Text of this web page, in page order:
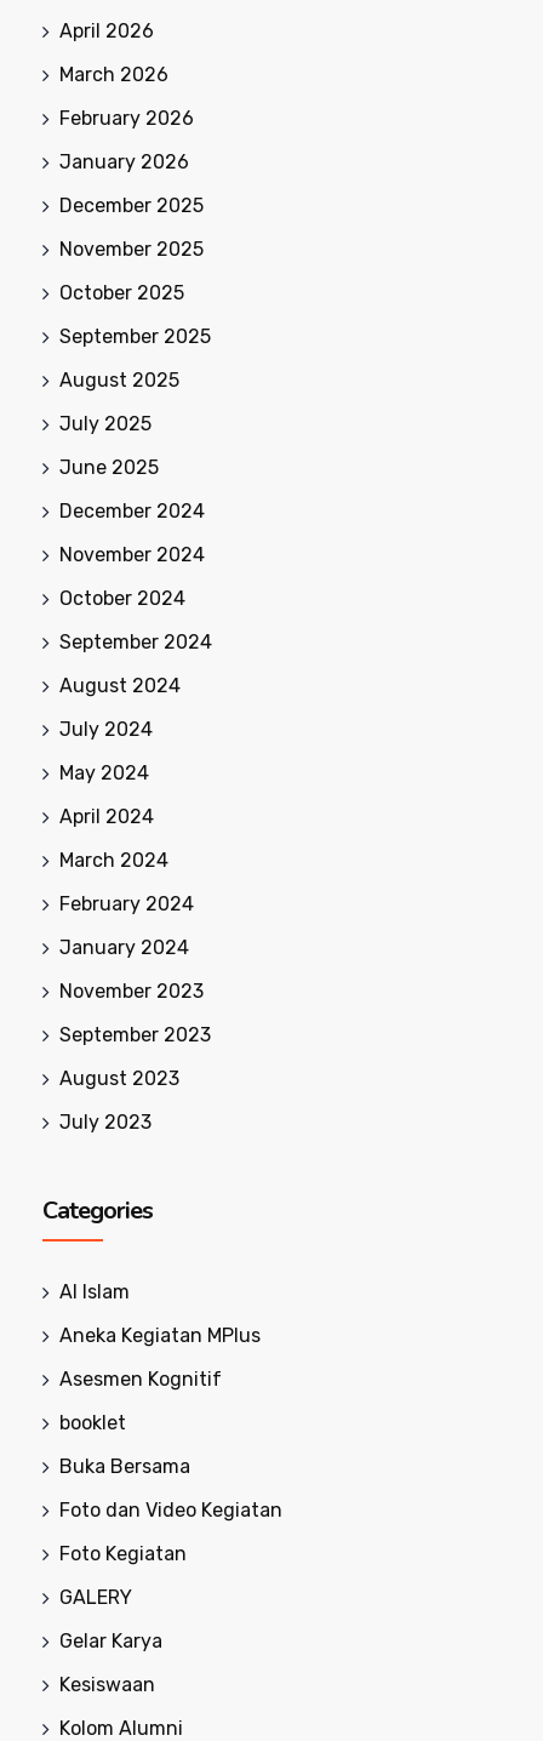
April 2026
March 2026
February 2026
January 2026
December 2025
November 2025
October 2025
September 2025
August 2025
July 2025
June 2025
December 2024
November 2024
October 2024
September 2024
August 2024
July 2024
May 2024
April 2024
March 2024
February 2024
January 2024
November 2023
September 2023
August 2023
July 2023
Categories
Al Islam
Aneka Kegiatan MPlus
Asesmen Kognitif
booklet
Buka Bersama
Foto dan Video Kegiatan
Foto Kegiatan
GALERY
Gelar Karya
Kesiswaan
Kolom Alumni